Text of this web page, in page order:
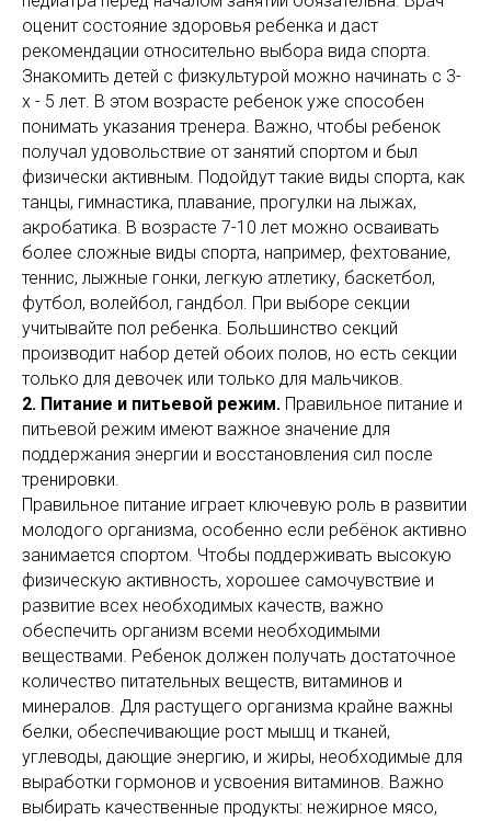
оценит состояние здоровья ребенка и даст
рекомендации относительно выбора вида спорта.
Знакомить детей с физкультурой можно начинать с 3-
х - 5 лет. В этом возрасте ребенок уже способен
понимать указания тренера. Важно, чтобы ребенок
получал удовольствие от занятий спортом и был
физически активным. Подойдут такие виды спорта, как
танцы, гимнастика, плавание, прогулки на лыжах,
акробатика. В возрасте 7-10 лет можно осваивать
более сложные виды спорта, например, фехтование,
теннис, лыжные гонки, легкую атлетику, баскетбол,
футбол, волейбол, гандбол. При выборе секции
учитывайте пол ребенка. Большинство секций
производит набор детей обоих полов, но есть секции
только для девочек или только для мальчиков.
2. Питание и питьевой режим. Правильное питание и
питьевой режим имеют важное значение для
поддержания энергии и восстановления сил после
тренировки.
Правильное питание играет ключевую роль в развитии
молодого организма, особенно если ребёнок активно
занимается спортом. Чтобы поддерживать высокую
физическую активность, хорошее самочувствие и
развитие всех необходимых качеств, важно
обеспечить организм всеми необходимыми
веществами. Ребенок должен получать достаточное
количество питательных веществ, витаминов и
минералов. Для растущего организма крайне важны
белки, обеспечивающие рост мышц и тканей,
углеводы, дающие энергию, и жиры, необходимые для
выработки гормонов и усвоения витаминов. Важно
выбирать качественные продукты: нежирное мясо,